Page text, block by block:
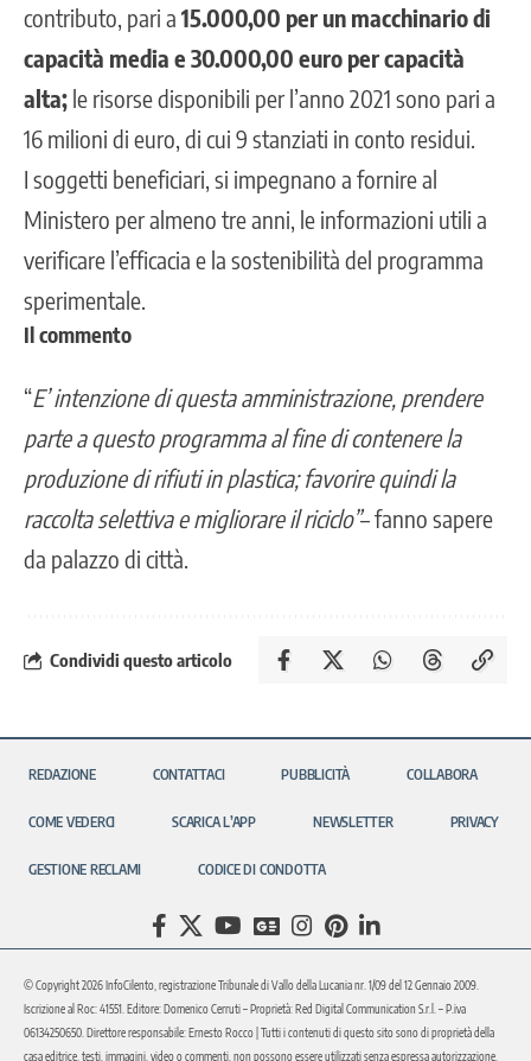
contributo, pari a 15.000,00 per un macchinario di
capacità media e 30.000,00 euro per capacità
alta; le risorse disponibili per l’anno 2021 sono pari a
16 milioni di euro, di cui 9 stanziati in conto residui.
I soggetti beneficiari, si impegnano a fornire al
Ministero per almeno tre anni, le informazioni utili a
verificare l’efficacia e la sostenibilità del programma
sperimentale.
Il commento
“E’ intenzione di questa amministrazione, prendere
parte a questo programma al fine di contenere la
produzione di rifiuti in plastica; favorire quindi la
raccolta selettiva e migliorare il riciclo”– fanno sapere
da palazzo di città.
Condividi questo articolo
REDAZIONE CONTATTACI PUBBLICITÀ COLLABORA
COME VEDERCI SCARICA L’APP NEWSLETTER PRIVACY
GESTIONE RECLAMI CODICE DI CONDOTTA
© Copyright 2026 InfoCilento, registrazione Tribunale di Vallo della Lucania nr. 1/09 del 12 Gennaio 2009.
Iscrizione al Roc: 41551. Editore: Domenico Cerruti – Proprietà: Red Digital Communication S.r.l. – P.iva
06134250650. Direttore responsabile: Ernesto Rocco | Tutti i contenuti di questo sito sono di proprietà della
casa editrice, testi, immagini, video o commenti, non possono essere utilizzati senza espressa autorizzazione.